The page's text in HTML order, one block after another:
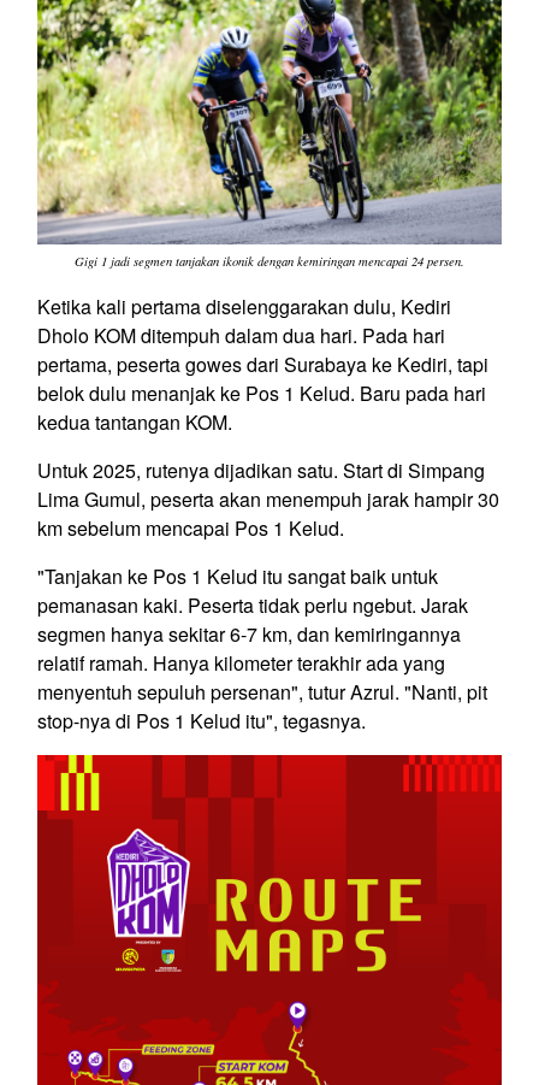
Gigi 1 jadi segmen tanjakan ikonik dengan kemiringan mencapai 24 persen.
Ketika kali pertama diselenggarakan dulu, Kediri
Dholo KOM ditempuh dalam dua hari. Pada hari
pertama, peserta gowes dari Surabaya ke Kediri, tapi
belok dulu menanjak ke Pos 1 Kelud. Baru pada hari
kedua tantangan KOM.
Untuk 2025, rutenya dijadikan satu. Start di Simpang
Lima Gumul, peserta akan menempuh jarak hampir 30
km sebelum mencapai Pos 1 Kelud.
"Tanjakan ke Pos 1 Kelud itu sangat baik untuk
pemanasan kaki. Peserta tidak perlu ngebut. Jarak
segmen hanya sekitar 6-7 km, dan kemiringannya
relatif ramah. Hanya kilometer terakhir ada yang
menyentuh sepuluh persenan", tutur Azrul. "Nanti, pit
stop-nya di Pos 1 Kelud itu", tegasnya.